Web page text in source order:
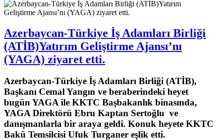
Azerbaycan-Türkiye İş Adamları Birliği
(ATİB)Yatırım Geliştirme Ajansı’nı
(YAGA) ziyaret etti.
Azerbaycan-Türkiye İş Adamları Birliği (ATİB),
Başkanı Cemal Yangın ve beraberindeki heyet
bugün YAGA ile KKTC Başbakanlık binasında,
YAGA Direktörü Ebru Kaptan Sertoğlu ve
danışmanlarla bir araya geldi. Konuk heyete KKTC
Bakü Temsilcisi Ufuk Turganer eşlik etti.